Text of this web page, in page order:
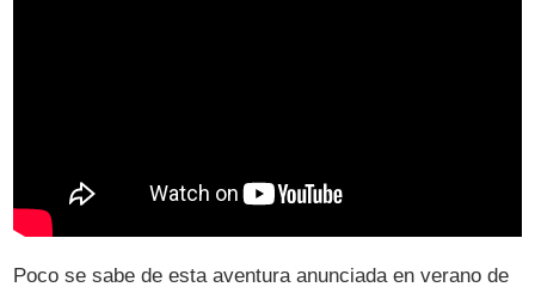
Poco se sabe de esta aventura anunciada en verano de